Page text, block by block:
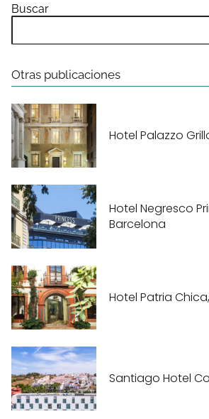
Buscar
Otras publicaciones
Hotel Palazzo
Hotel Negresco
Barcelona
Hotel Patria
Santiago Hotel